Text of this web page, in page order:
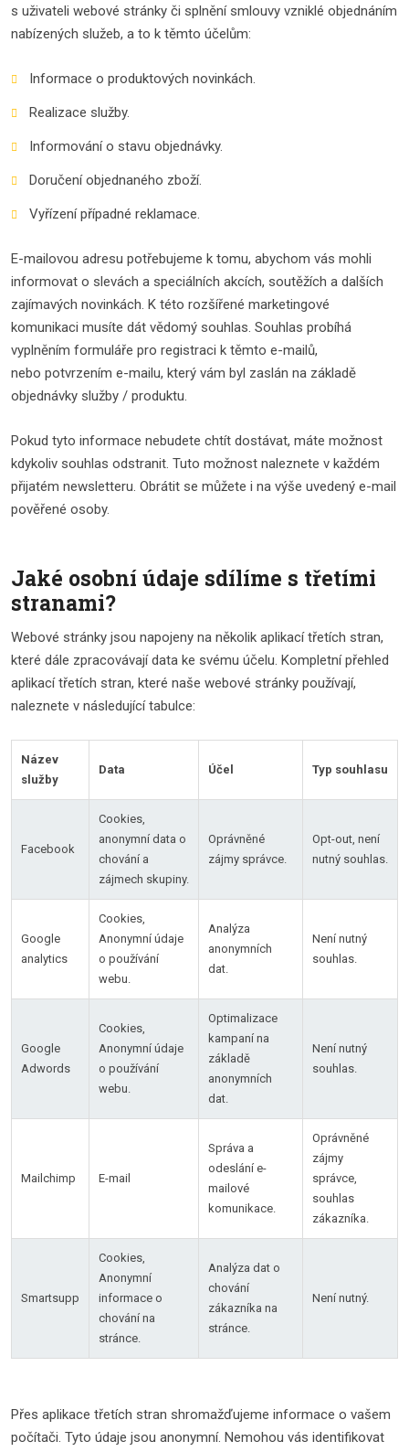
s uživateli webové stránky či splnění smlouvy vzniklé objednáním
nabízených služeb, a to k těmto účelům:
Informace o produktových novinkách.
Realizace služby.
Informování o stavu objednávky.
Doručení objednaného zboží.
Vyřízení případné reklamace.
E-mailovou adresu potřebujeme k tomu, abychom vás mohli
informovat o slevách a speciálních akcích, soutěžích a dalších
zajímavých novinkách. K této rozšířené marketingové
komunikaci musíte dát vědomý souhlas. Souhlas probíhá
vyplněním formuláře pro registraci k těmto e-mailů,
nebo potvrzením e-mailu, který vám byl zaslán na základě
objednávky služby / produktu.
Pokud tyto informace nebudete chtít dostávat, máte možnost
kdykoliv souhlas odstranit. Tuto možnost naleznete v každém
přijatém newsletteru. Obrátit se můžete i na výše uvedený e-mail
pověřené osoby.
Jaké osobní údaje sdílíme s třetími
stranami?
Webové stránky jsou napojeny na několik aplikací třetích stran,
které dále zpracovávají data ke svému účelu. Kompletní přehled
aplikací třetích stran, které naše webové stránky používají,
naleznete v následující tabulce:
Název
služby
Data Účel Typ souhlasu
Facebook
Cookies,
anonymní data o
chování a
zájmech skupiny.
Oprávněné
zájmy správce.
Opt-out, není
nutný souhlas.
Google
analytics
Cookies,
Anonymní údaje
o používání
webu.
Analýza
anonymních
dat.
Není nutný
souhlas.
Google
Adwords
Cookies,
Anonymní údaje
o používání
webu.
Optimalizace
kampaní na
základě
anonymních
dat.
Není nutný
souhlas.
Mailchimp E-mail
Správa a
odeslání e-
mailové
komunikace.
Oprávněné
zájmy
správce,
souhlas
zákazníka.
Smartsupp
Cookies,
Anonymní
informace o
chování na
stránce.
Analýza dat o
chování
zákazníka na
stránce.
Není nutný.
Přes aplikace třetích stran shromažďujeme informace o vašem
počítači. Tyto údaje jsou anonymní. Nemohou vás identifikovat